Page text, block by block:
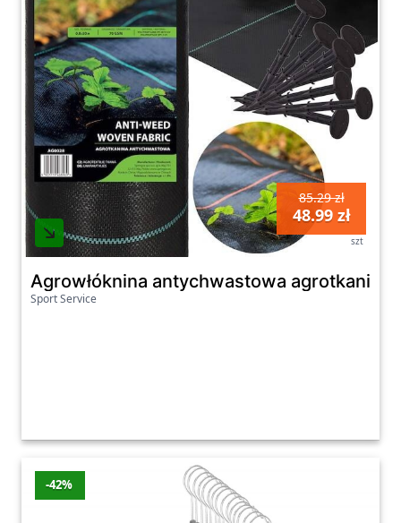
85.29 zł
48.99 zł
szt
Agrowłóknina antychwastowa
Sport Service
-42%